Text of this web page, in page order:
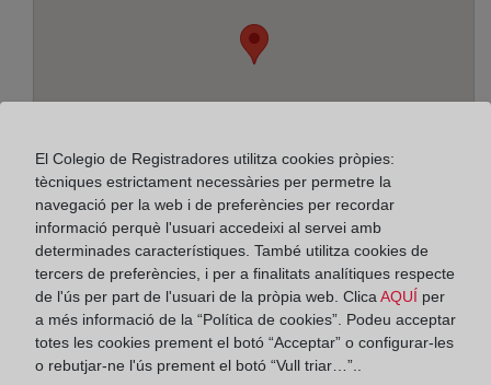
Adreça:
Castelar, 35, 39004
Horario:
El Colegio de Registradores utilitza cookies pròpies:
tècniques estrictament necessàries per permetre la
navegació per la web i de preferències per recordar
informació perquè l'usuari accedeixi al servei amb
determinades característiques. També utilitza cookies de
tercers de preferències, i per a finalitats analítiques respecte
de l'ús per part de l'usuari de la pròpia web. Clica AQUÍ per
a més informació de la “Política de cookies”. Podeu acceptar
totes les cookies prement el botó “Acceptar” o configurar-les
o rebutjar-ne l'ús prement el botó “Vull triar…”..